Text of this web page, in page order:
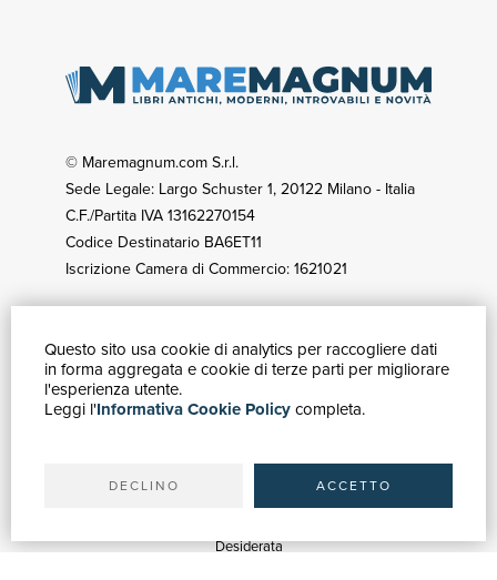
Questo sito usa cookie di analytics per raccogliere dati
in forma aggregata e cookie di terze parti per migliorare
l'esperienza utente.
Leggi l'Informativa Cookie Policycompleta.
DECLINO ACCETTO
© Maremagnum.com S.r.l.
Sede Legale: Largo Schuster 1, 20122 Milano - Italia
C.F./Partita IVA 13162270154
Codice Destinatario BA6ET11
Iscrizione Camera di Commercio: 1621021
GUIDA ACQUISTI
Catalogo
Ricerca avanzata
Spedizioni
Desiderata